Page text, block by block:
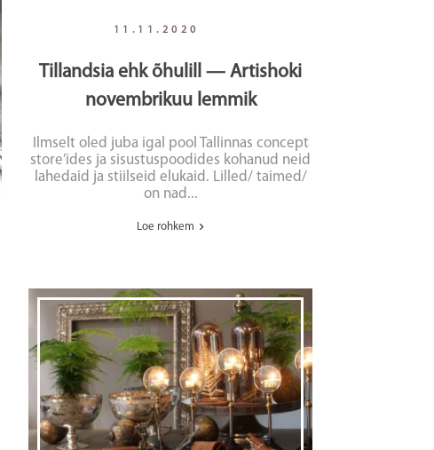
11.11.2020
Tillandsia ehk õhulill — Artishoki
novembrikuu lemmik
Ilmselt oled juba igal pool Tallinnas concept
store’ides ja sisustuspoodides kohanud neid
lahedaid ja stiilseid elukaid. Lilled/ taimed/
on nad...
Loe rohkem